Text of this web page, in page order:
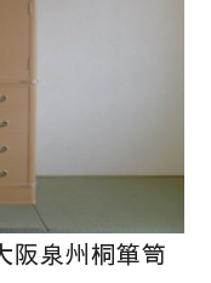
阪泉州桐箪笥